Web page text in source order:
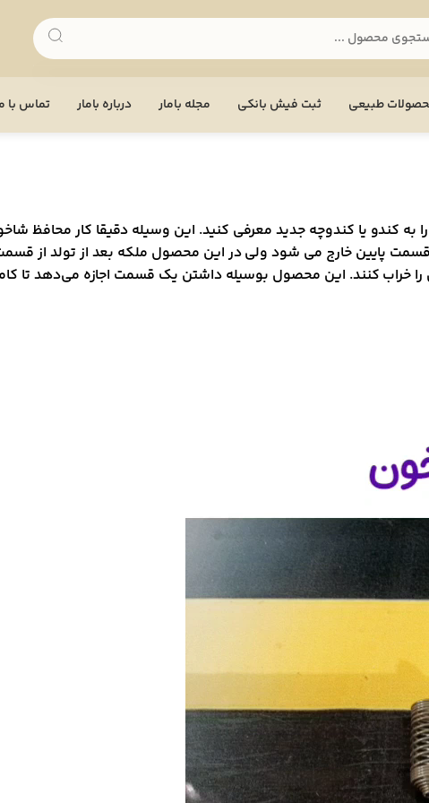
طبیعی ثبت فیش بانکی مجله بامار درباره بامار تماس با
کندو یا کندوچه جدید معرفی کنید. این وسیله دقیقا کار محافظ
پایین خارج می شود ولی در این محصول ملکه بعد از تولد از
خراب کنند. این محصول بوسیله داشتن یک قسمت اجازه می‌دهد تا